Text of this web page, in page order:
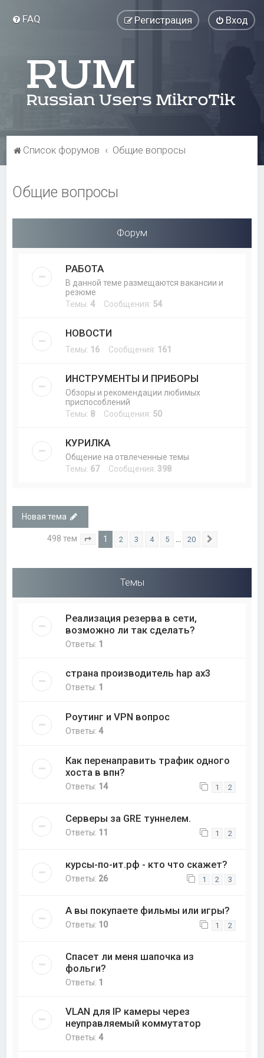
FAQ Вход
Регистрация
Список форумов Общие вопросы
Общие вопросы
Форум
РАБОТА
В данной теме размещаются вакансии и
резюме
Темы:4 Сообщения: 54
НОВОСТИ
Темы: 16 Сообщения: 161
ИНСТРУМЕНТЫ И ПРИБОРЫ
Обзоры и рекомендации любимых
приспособлений
Темы: 8 Сообщения: 50
КУРИЛКА
Общение на отвлеченные темы
Темы: 67Сообщения: 398
Новая тема
498 тем Страница из 20
1 2 3 4 5 20
Темы
Реализация резерва в сети,
возможно ли так сделать?
Ответы: 1
страна производитель hap ax3
Ответы: 1
Роутинг и VPN вопрос
Ответы:4
Как перенаправить трафик одного
хоста в впн?
Ответы: 14 1 2
Серверы за GRE туннелем.
Ответы: 11 1 2
курсы-по-ит.рф - кто что скажет?
Ответы: 26 1 2 3
А вы покупаете фильмы или игры?
Ответы: 10 1 2
Спасет ли меня шапочка из
фольги?
Ответы: 1
VLAN для IP камеры через
неуправляемый коммутатор
Ответы:4